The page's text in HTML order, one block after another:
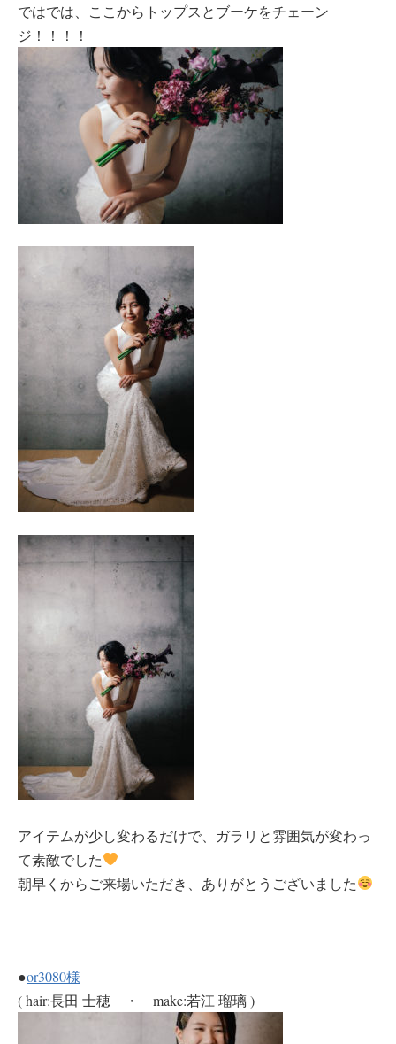
ではでは、ここからトップスとブーケをチェーン
ジ！！！！
アイテムが少し変わるだけで、ガラリと雰囲気が変わっ
て素敵でした
朝早くからご来場いただき、ありがとうございました
●or3080様
( hair:長田 士穂 ・ make:若江 瑠璃 )